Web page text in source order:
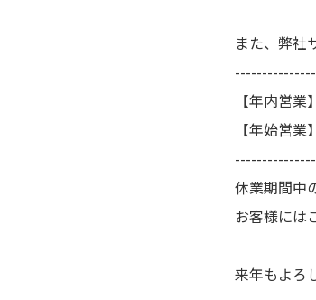
また、弊社
【年内営
【年始営
休業期間中
お客様には
来年もよろ